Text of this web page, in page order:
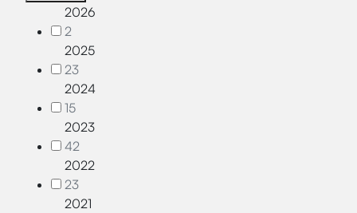
2026
2
2025
23
2024
15
2023
42
2022
23
2021